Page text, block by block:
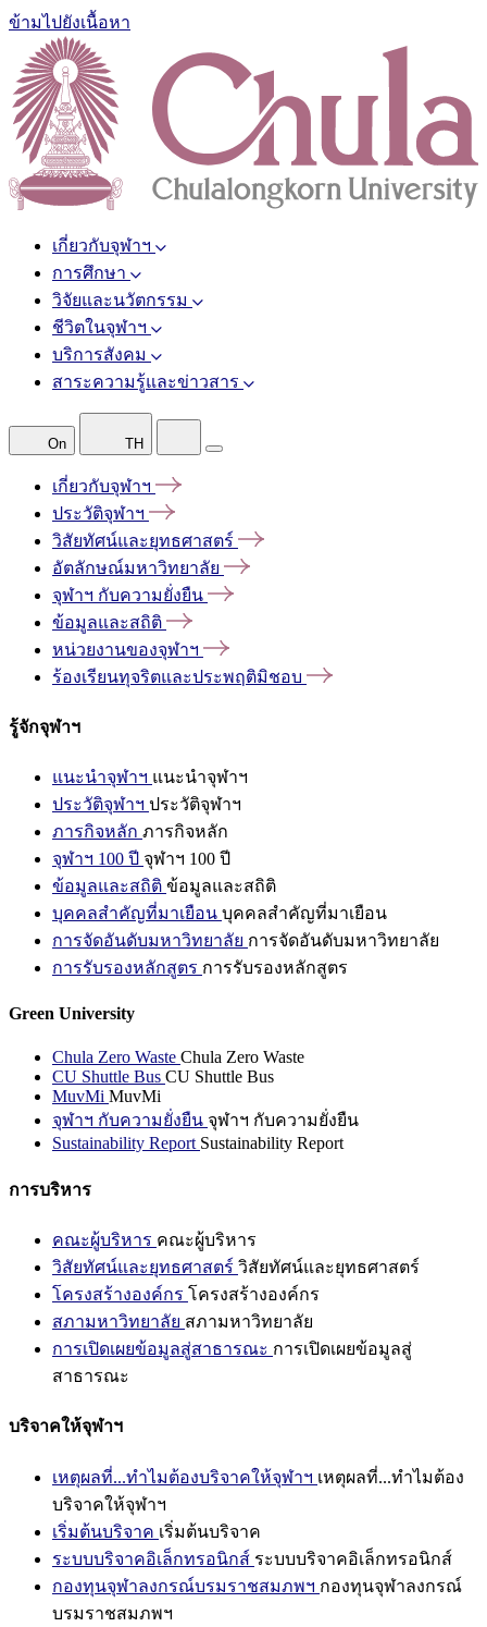
ข้ามไปยังเนื้อหา
เกี่ยวกับจุฬาฯ
การศึกษา
วิจัยและนวัตกรรม
ชีวิตในจุฬาฯ
บริการสังคม
สาระความรู้และข่าวสาร
On TH
เกี่ยวกับจุฬาฯ
ประวัติจุฬาฯ
วิสัยทัศน์และยุทธศาสตร์
อัตลักษณ์มหาวิทยาลัย
จุฬาฯ กับความยั่งยืน
ข้อมูลและสถิติ
หน่วยงานของจุฬาฯ
ร้องเรียนทุจริตและประพฤติมิชอบ
รู้จักจุฬาฯ
แนะนำจุฬาฯ แนะนำจุฬาฯ
ประวัติจุฬาฯ ประวัติจุฬาฯ
ภารกิจหลัก ภารกิจหลัก
จุฬาฯ 100 ปี จุฬาฯ 100 ปี
ข้อมูลและสถิติ ข้อมูลและสถิติ
บุคคลสำคัญที่มาเยือน บุคคลสำคัญที่มาเยือน
การจัดอันดับมหาวิทยาลัย การจัดอันดับมหาวิทยาลัย
การรับรองหลักสูตร การรับรองหลักสูตร
Green University
Chula Zero Waste Chula Zero Waste
CU Shuttle Bus CU Shuttle Bus
MuvMi MuvMi
จุฬาฯ กับความยั่งยืน จุฬาฯ กับความยั่งยืน
Sustainability Report Sustainability Report
การบริหาร
คณะผู้บริหาร คณะผู้บริหาร
วิสัยทัศน์และยุทธศาสตร์ วิสัยทัศน์และยุทธศาสตร์
โครงสร้างองค์กร โครงสร้างองค์กร
สภามหาวิทยาลัย สภามหาวิทยาลัย
การเปิดเผยข้อมูลสู่สาธารณะ การเปิดเผยข้อมูลสู่
สาธารณะ
บริจาคให้จุฬาฯ
เหตุผลที่...ทำไมต้องบริจาคให้จุฬาฯ เหตุผลที่...ทำไมต้อง
บริจาคให้จุฬาฯ
เริ่มต้นบริจาค เริ่มต้นบริจาค
ระบบบริจาคอิเล็กทรอนิกส์ ระบบบริจาคอิเล็กทรอนิกส์
กองทุนจุฬาลงกรณ์บรมราชสมภพฯ กองทุนจุฬาลงกรณ์
บรมราชสมภพฯ